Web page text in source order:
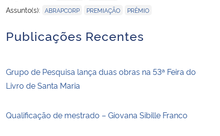
Assunto(s): ABRAPCORP PREMIAÇÃO PRÊMIO
Publicações Recentes
Grupo de Pesquisa lança duas obras na 53ª Feira do
Livro de Santa Maria
Qualificação de mestrado – Giovana Sibille Franco